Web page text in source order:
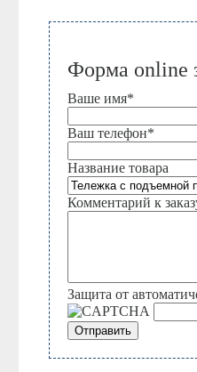
Форма online
Ваше имя*
Ваш телефон*
Название товара
Комментарий к
Защита от